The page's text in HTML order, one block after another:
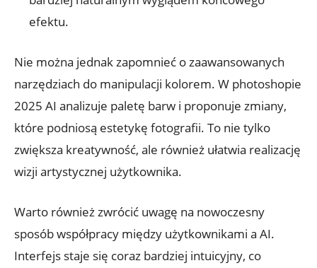
efektu.
Nie można jednak zapomnieć o zaawansowanych
narzędziach do manipulacji kolorem. W photoshopie
2025 AI analizuje paletę barw i proponuje zmiany,
które podniosą estetykę fotografii. To nie tylko
zwiększa kreatywność, ale również ułatwia realizację
wizji artystycznej użytkownika.
Warto również zwrócić uwagę na nowoczesny
sposób współpracy między użytkownikami a AI.
Interfejs staje się coraz bardziej intuicyjny, co